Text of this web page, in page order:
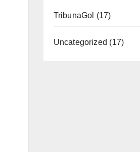
TribunaGol (17)
Uncategorized (17)